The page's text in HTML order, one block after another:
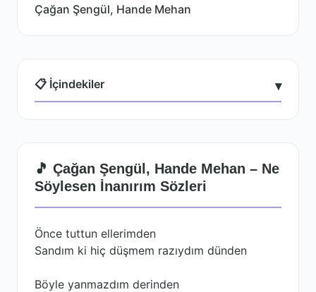
Çağan Şengül, Hande Mehan
📋 İçindekiler ▾
🎵 Çağan Şengül, Hande Mehan – Ne
Söylesen İnanırım Sözleri
Önce tuttun ellerimden
Sandım ki hiç düşmem razıydım dünden
Böyle yanmazdım derinden